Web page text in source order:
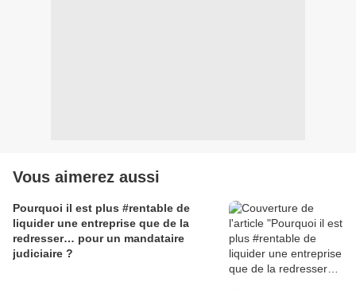
Vous aimerez aussi
Pourquoi il est plus #rentable de
liquider une entreprise que de la
redresser… pour un mandataire
judiciaire ?